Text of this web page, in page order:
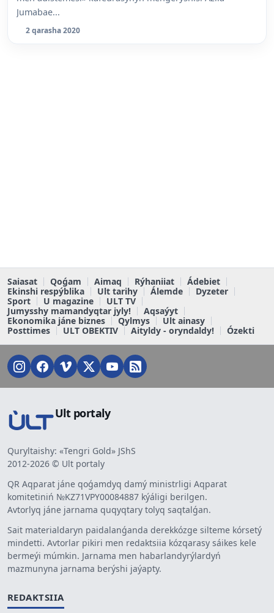
Jumabae...
2 qarasha 2020
Saiasat Qoǵam Aimaq Rýhaniiat
Ádebiet
Ekinshi respýblika
Ult tarihy Álemde
Dyzeter
Sport
U magazine
ULT TV
Jumysshy mamandyqtar jyly!
Aqsaýyt
Ekonomika jáne biznes
Qylmys
Ult ainasy
Posttimes
ULT OBEKTIV Aityldy - oryndaldy! Ózekti
Ult portaly
Quryltaishy: «Tengri Gold» JShS
2012-2026 © Ult portaly
QR Aqparat jáne qoǵamdyq damý ministrligi Aqparat
komitetiniń №KZ71VPY00084887 kýáligi berilgen.
Avtorlyq jáne jarnama quqyqtary tolyq saqtalǵan.
Sait materialdaryn paidalanǵanda derekkózge silteme kórsetý
mindetti. Avtorlar pikiri men redaktsiia kózqarasy sáikes kele
bermeýi múmkin. Jarnama men habarlandyrýlardyń
mazmunyna jarnama berýshi jaýapty.
REDAKTSIIA